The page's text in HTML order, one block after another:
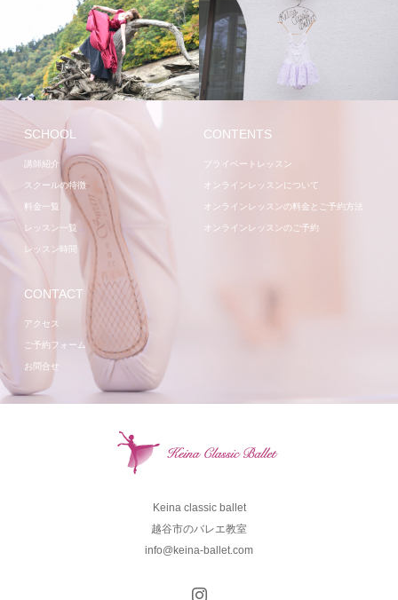
講師 スタジオ
SCHOOL
講師紹介
スクールの特徴
料金一覧
レッスン一覧
レッスン時間
CONTENTS
プライベートレッスン
オンラインレッスンについて
オンラインレッスンの料金とご予約方法
オンラインレッスンのご予約
CONTACT
アクセス
ご予約フォーム
お問合せ
Keina classic ballet
越谷市のバレエ教室
info@keina-ballet.com